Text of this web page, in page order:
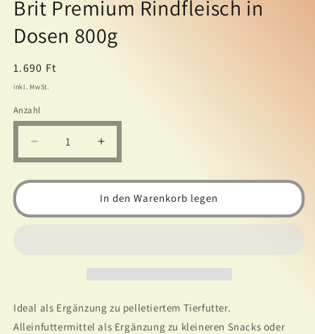
öffnen
Brit Premium Rindfleisch in
Dosen 800g
Normaler
Preis
1.690 Ft
inkl. MwSt.
Anzahl
Verringere
die
Menge
Premium
Erhöhe
die
Menge
für
Brit
Premium
In den Warenkorb legen
Ideal als Ergänzung zu pelletiertem Tierfutter.
Alleinfuttermittel als Ergänzung zu kleineren Snacks oder